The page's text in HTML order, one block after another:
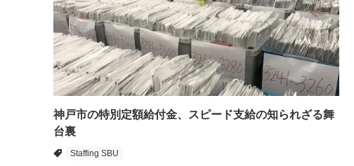
神戸市の特別定額給付金、スピード支給の知られざる舞
台裏
Staffing SBU